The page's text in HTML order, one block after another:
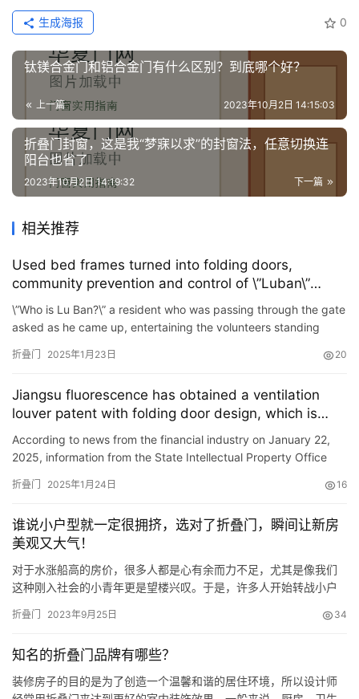
0
生成海报
钛镁合金门和铝合金门有什么区别？到底哪个好？
上一篇 2023年10月2日 14:15:03
折叠门封窗，这是我“梦寐以求”的封窗法，任意切换连
阳台也省了
下一篇
2023年10月2日 14:19:32
相关推荐
Used bed frames turned into folding doors,
community prevention and control of \”Luban\”
shows its skills
\”Who is Lu Ban?\” a resident who was passing through the gate
asked as he came up, entertaining the volunteers standing
折叠门 2025年1月23日 20
Jiangsu fluorescence has obtained a ventilation
louver patent with folding door design, which is
convenient for automatic control of shutters storage
According to news from the financial industry on January 22,
2025, information from the State Intellectual Property Office
折叠门 2025年1月24日 16
谁说小户型就一定很拥挤，选对了折叠门，瞬间让新房
美观又大气！
对于水涨船高的房价，很多人都是心有余而力不足，尤其是像我们
这种刚入社会的小青年更是望楼兴叹。于是，许多人开始转战小户
大房子，空间随意安排，就怕显得家里比较拥挤。 这里给大家推荐
谓是恰到好处。选对了折叠门，瞬间让新房美观又大气！ 1、 厨房
折叠门…
折叠门 2023年9月25日 34
知名的折叠门品牌有哪些？
装修房子的目的是为了创造一个温馨和谐的居住环境，所以设计师